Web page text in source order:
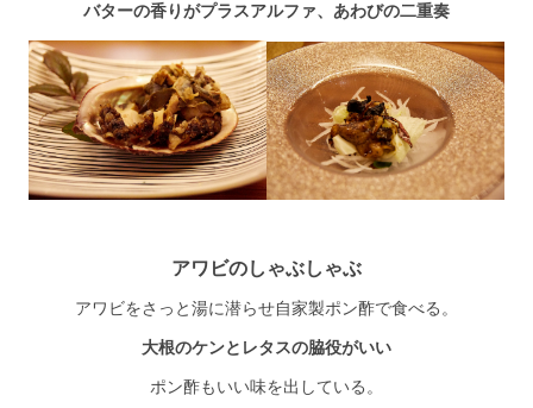
バターの香りがプラスアルファ、あわびの二重奏
アワビのしゃぶしゃぶ
アワビをさっと湯に潜らせ自家製ポン酢で食べる。
大根のケンとレタスの脇役がいい
ポン酢もいい味を出している。